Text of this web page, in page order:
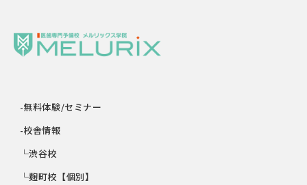
-無料体験/セミナー
-校舎情報
└渋谷校
└麹町校【個別】